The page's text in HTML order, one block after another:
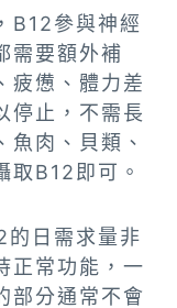
B12參與神經
需要額外補
疲憊、體力差
停止，不需長
魚肉、貝類、
取B12即可。
的日需求量非
正常功能，一
部分通常不會